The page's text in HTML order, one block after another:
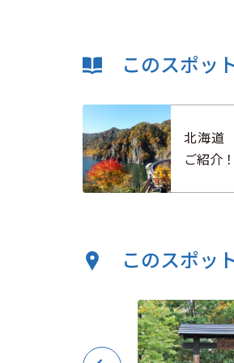
このスポッ
北海道
ご紹介！
このスポッ